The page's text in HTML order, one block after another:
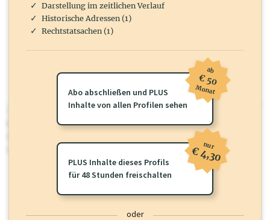
wirtschaft.at PLUS
Für dieses Profil gibt es zusätzlichewirtschaft.at PLUS Inhalte
Sie momentan nicht einsehen können. Schalten Sie dieses Profil frei
oder loggen Sie sich ein um diese Inhalte zu sehen.
Darstellung im zeitlichen Verlauf
Historische Adressen (1)
Rechtstatsachen (1)
Abo abschließen und PLUS
Inhalte von allen Profilen sehen
ab
€ 50
Monat
PLUS Inhalte dieses Profils
für 48 Stunden freischalten
nur
€ 4,30
oder